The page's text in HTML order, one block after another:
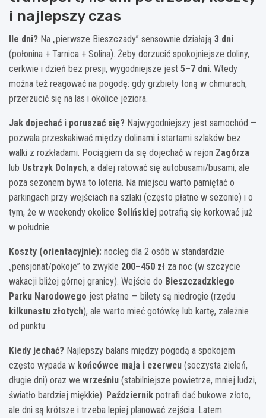
i najlepszy czas
Ile dni? Na „pierwsze Bieszczady” sensownie działają 3 dni
(połonina + Tarnica + Solina). Żeby dorzucić spokojniejsze doliny,
cerkwie i dzień bez presji, wygodniejsze jest 5–7 dni. Wtedy
można też reagować na pogodę: gdy grzbiety toną w chmurach,
przerzucić się na las i okolice jeziora.
Jak dojechać i poruszać się? Najwygodniejszy jest samochód —
pozwala przeskakiwać między dolinami i startami szlaków bez
walki z rozkładami. Pociągiem da się dojechać w rejon Zagórza
lub Ustrzyk Dolnych, a dalej ratować się autobusami/busami, ale
poza sezonem bywa to loteria. Na miejscu warto pamiętać o
parkingach przy wejściach na szlaki (często płatne w sezonie) i o
tym, że w weekendy okolice Solińskiej potrafią się korkować już
w południe.
Koszty (orientacyjnie): nocleg dla 2 osób w standardzie
„pensjonat/pokoje” to zwykle 200–450 zł za noc (w szczycie
wakacji bliżej górnej granicy). Wejście do Bieszczadzkiego
Parku Narodowego jest płatne — bilety są niedrogie (rzędu
kilkunastu złotych), ale warto mieć gotówkę lub kartę, zależnie
od punktu.
Kiedy jechać? Najlepszy balans między pogodą a spokojem
często wypada w końcówce maja i czerwcu (soczysta zieleń,
długie dni) oraz we wrześniu (stabilniejsze powietrze, mniej ludzi,
światło bardziej miękkie). Październik potrafi dać bukowe złoto,
ale dni są krótsze i trzeba lepiej planować zejścia. Latem